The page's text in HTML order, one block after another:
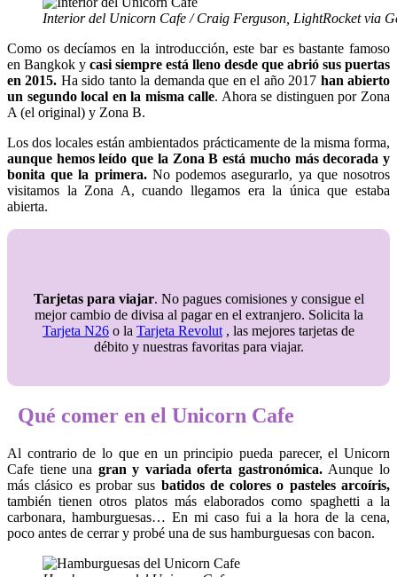
Interior del Unicorn Cafe / Craig Ferguson, LightRocket via
Como os decíamos en la introducción, este bar es bastante famoso
en Bangkok y casi siempre está lleno desde que abrió sus puertas
en 2015. Ha sido tanto la demanda que en el año 2017 han abierto
un segundo local en la misma calle. Ahora se distinguen por Zona
A (el original) y Zona B.
Los dos locales están ambientados prácticamente de la misma forma,
aunque hemos leído que la Zona B está mucho más decorada y
bonita que la primera.No podemos asegurarlo, ya que nosotros
visitamos la Zona A, cuando llegamos era la única que estaba
abierta.
Tarjetas para viajar. No pagues comisiones y consigue el
mejor cambio de divisa al pagar en el extranjero. Solicita la
Tarjeta N26 o la Tarjeta Revolut , las mejores tarjetas de
débito y nuestras favoritas para viajar.
Qué comer en el Unicorn Cafe
Al contrario de lo que en un principio pueda parecer, el Unicorn
Cafe tiene una gran y variada oferta gastronómica. Aunque lo
más clásico es probar sus batidos de colores o pasteles arcoíris,
también tienen otros platos más elaborados como spaghetti a la
carbonara, hamburguesas… En mi caso fui a la hora de la cena,
poco antes de cerrar y probé una de sus hamburguesas con bacon.